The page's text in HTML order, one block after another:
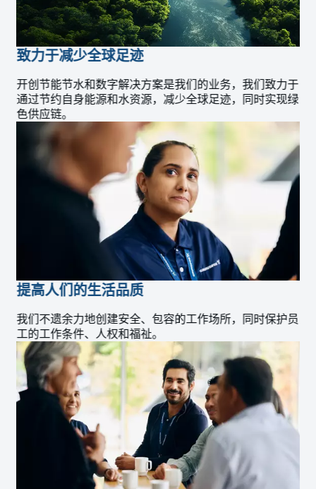
致力于减少全球足迹
开创节能节水和数字解决方案是我们的业务，我们致力于
通过节约自身能源和水资源，减少全球足迹，同时实现绿
色供应链。
提高人们的生活品质
我们不遗余力地创建安全、包容的工作场所，同时保护员
工的工作条件、人权和福祉。